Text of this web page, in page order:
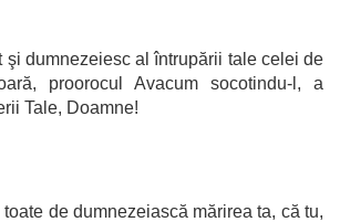
şi dumnezeiesc al întrupării tale celei de
proorocul Avacum socotindu-l, a
Tale, Doamne!
de dumnezeiască mărirea ta, că tu,